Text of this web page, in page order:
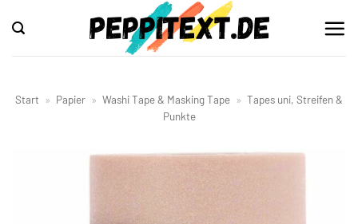
Inhalt
springen
Start » Papier » Washi Tape & Masking Tape » Tapes uni, Streifen &
Punkte